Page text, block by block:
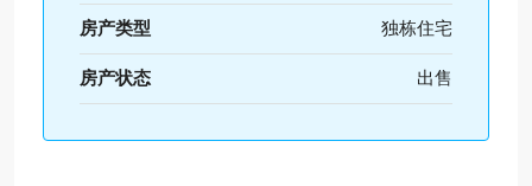
房产类型 独栋住宅
房产状态 出售